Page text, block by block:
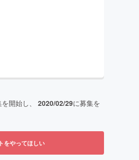
開始し、 2020/02/29に募集を
をやってほしい